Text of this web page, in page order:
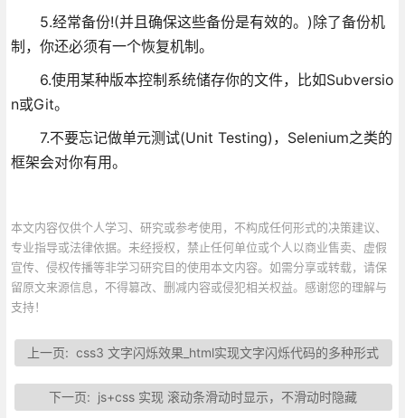
5.经常备份!(并且确保这些备份是有效的。)除了备份机
制，你还必须有一个恢复机制。
6.使用某种版本控制系统储存你的文件，比如Subversio
n或Git。
7.不要忘记做单元测试(Unit Testing)，Selenium之类的
框架会对你有用。
本文内容仅供个人学习、研究或参考使用，不构成任何形式的决策建议、
专业指导或法律依据。未经授权，禁止任何单位或个人以商业售卖、虚假
宣传、侵权传播等非学习研究目的使用本文内容。如需分享或转载，请保
留原文来源信息，不得篡改、删减内容或侵犯相关权益。感谢您的理解与
支持！
上一页:css3 文字闪烁效果_html实现文字闪烁代码的多种形式
下一页: js+css 实现 滚动条滑动时显示，不滑动时隐藏